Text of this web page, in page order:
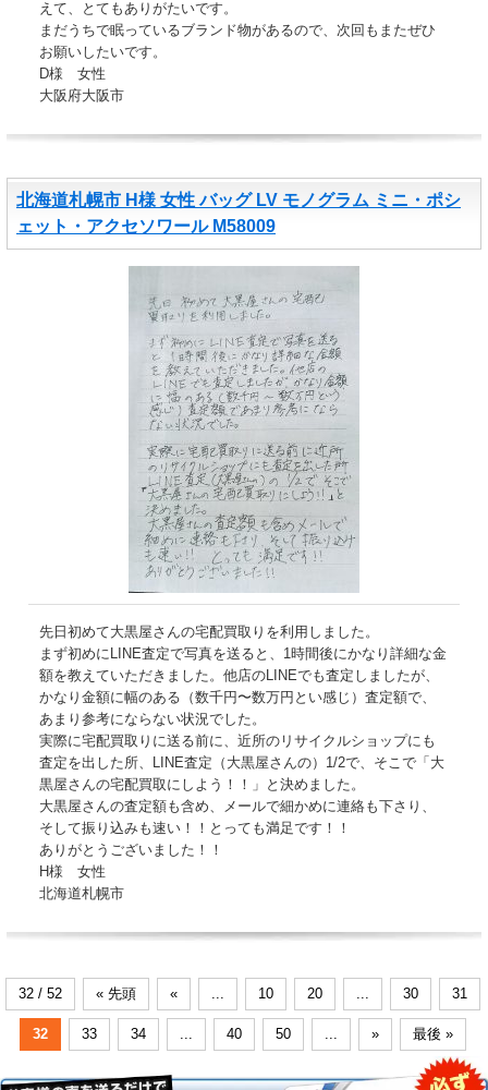
えて、とてもありがたいです。
まだうちで眠っているブランド物があるので、次回もまたぜひ
お願いしたいです。
D様 女性
大阪府大阪市
北海道札幌市 H様 女性 バッグ LV モノグラム ミニ・ポシ
ェット・アクセソワール M58009
先日初めて大黒屋さんの宅配買取りを利用しました。
まず初めにLINE査定で写真を送ると、1時間後にかなり詳細な金
額を教えていただきました。他店のLINEでも査定しましたが、
かなり金額に幅のある（数千円〜数万円とい感じ）査定額で、
あまり参考にならない状況でした。
実際に宅配買取りに送る前に、近所のリサイクルショップにも
査定を出した所、LINE査定（大黒屋さんの）1/2で、そこで「大
黒屋さんの宅配買取にしよう！！」と決めました。
大黒屋さんの査定額も含め、メールで細かめに連絡も下さり、
そして振り込みも速い！！とっても満足です！！
ありがとうございました！！
H様 女性
北海道札幌市
32 / 52 « 先頭 « 10 20 30 31
32 33 34 40 50 » 最後 »